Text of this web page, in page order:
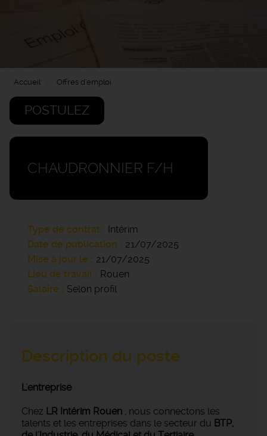
Accueil Offres d'emploi
POSTULEZ
CHAUDRONNIER F/H
Type de contrat
Intérim
Date de publication
21/07/2025
Mise à jour le
21/07/2025
Lieu de travail
Rouen
Salaire
Selon profil
Description du poste
L'entreprise
Chez LR Intérim Rouen , nous connectons les
talents et les entreprises dans le secteur du BTP,